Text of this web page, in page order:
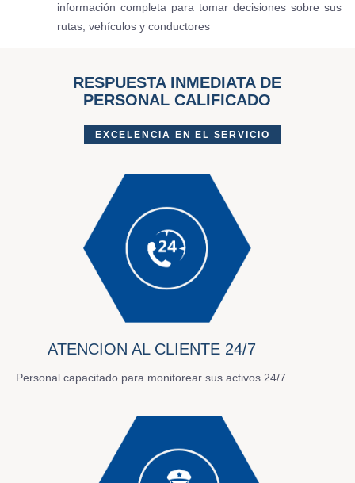
información completa para tomar decisiones sobre sus
rutas, vehículos y conductores
RESPUESTA INMEDIATA DE
PERSONAL CALIFICADO
EXCELENCIA EN EL SERVICIO
ATENCION AL CLIENTE 24/7
Personal capacitado para monitorear sus activos 24/7